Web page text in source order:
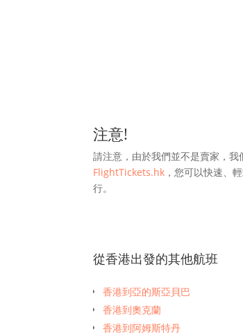
注意!
請注意，由於我們並不是賣家，我
FlightTickets.hk ，您可以快速、
行。
從香港出發的其他航班
香港到亞的斯亞貝巴
香港到奧克蘭
香港到阿姆斯特丹